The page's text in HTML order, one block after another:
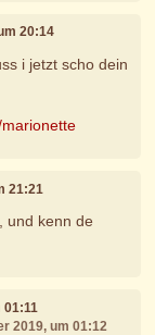
20:14
i jetzt scho dein
21:21
und kenn de
01:11
2019, um 01:12